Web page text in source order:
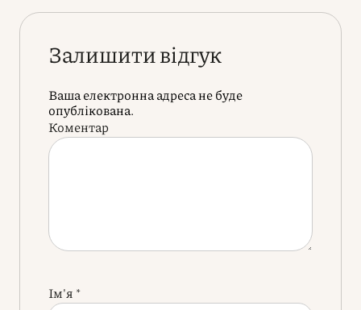
Залишити відгук
Ваша електронна адреса не буде
опублікована.
Коментар
Ім'я *